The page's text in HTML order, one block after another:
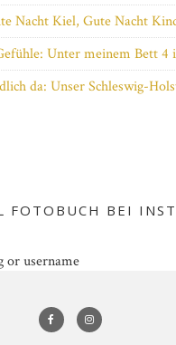
Nacht Kiel, Gute Nacht
Unter meinem Bett 4
da: Unser Schleswig-
FOTOBUCH BEI
or username